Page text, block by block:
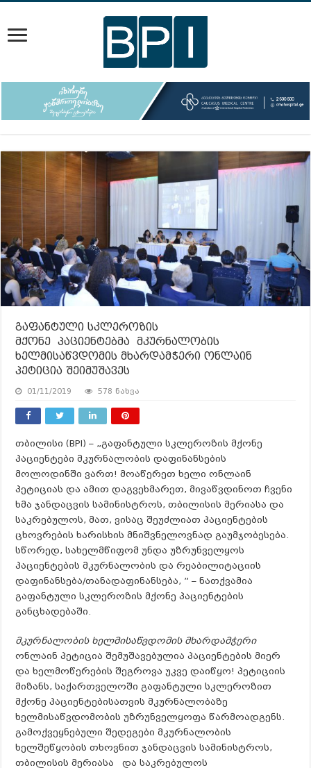
გაფანტული სკლეროზის
მქონე პაციენტებმა მკურნალობის
ხელმისაწვდომის მხარდამჭერი ონლაინ
პეტიცია შეიმუშავეს
01/11/2019 578 ნახვა
თბილისი (BPI) – „გაფანტული სკლეროზის მქონე
პაციენტები მკურნალობის დაფინანსების
მოლოდინში ვართ! მოაწერეთ ხელი ონლაინ
პეტიციას და ამით დაგვეხმარეთ, მივაწვდინოთ ჩვენი
ხმა ჯანდაცვის სამინისტროს, თბილისის მერიასა და
საკრებულოს, მათ, ვისაც შეუძლიათ პაციენტების
ცხოვრების ხარისხის მნიშვნელოვნად გაუმჯობესება.
სწორედ, სახელმწიფომ უნდა უზრუნველყოს
პაციენტების მკურნალობის და რეაბილიტაციის
დაფინანსება/თანადაფინანსება, ” – ნათქვამია
გაფანტული სკლეროზის მქონე პაციენტების
განცხადებაში.
მკურნალობის ხელმისაწვდომის მხარდამჭერი
ონლაინ პეტიცია შემუშავებულია პაციენტების მიერ
და ხელმოწერების შეგროვა უკვე დაიწყო! პეტიციის
მიზანს, საქართველოში გაფანტული სკლეროზით
მქონე პაციენტებისათვის მკურნალობაზე
ხელმისაწვდომობის უზრუნველყოფა წარმოადგენს.
გამოქვეყნებული შედეგები მკურნალობის
ხელშეწყობის თხოვნით ჯანდაცვის სამინისტროს,
თბილისის მერიასა და საკრებულოს